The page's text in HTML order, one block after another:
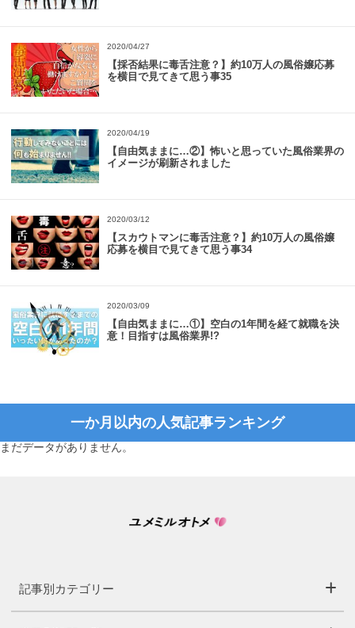
2020/04/27
【採否結果に毒舌注意？】約10万人の風俗嬢応募
を横目で見てきて思う事35
2020/04/19
【自由気ままに…②】怖いと思っていた風俗業界の
イメージが刷新されました
2020/03/12
【スカウトマンに毒舌注意？】約10万人の風俗嬢
応募を横目で見てきて思う事34
2020/03/09
【自由気ままに…①】空白の1年間を経て就職を決
意！目指すは風俗業界!?
一か月以内の人気記事ランキング
まだデータがありません。
記事別カテゴリー